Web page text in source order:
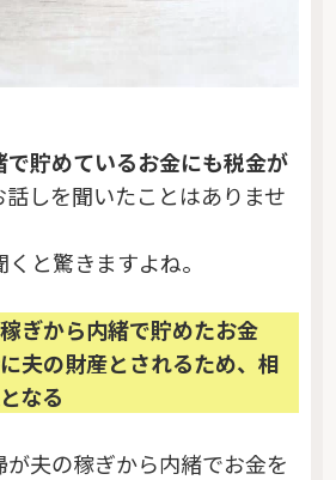
で貯めているお金にも税金が
話しを聞いたことはありませ
と驚きますよね。
ぎから内緒で貯めたお金
夫の財産とされるため、相
なる
夫の稼ぎから内緒でお金を